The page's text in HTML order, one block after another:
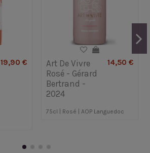
19,90 €
Art De Vivre
Rosé - Gérard
Bertrand -
2024
14,50 €
75cl | Rosé | AOP Languedoc